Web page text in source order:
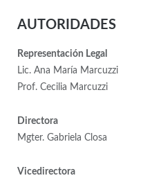
AUTORIDADES
Representación Legal
Lic. Ana María Marcuzzi
Prof. Cecilia Marcuzzi
Directora
Mgter. Gabriela Closa
Vicedirectora